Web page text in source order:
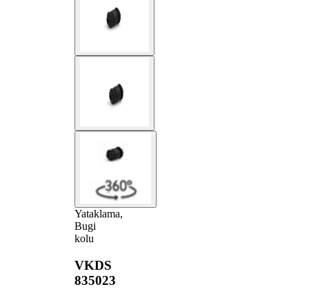
Yataklama,
Bugi
kolu
VKDS
835023